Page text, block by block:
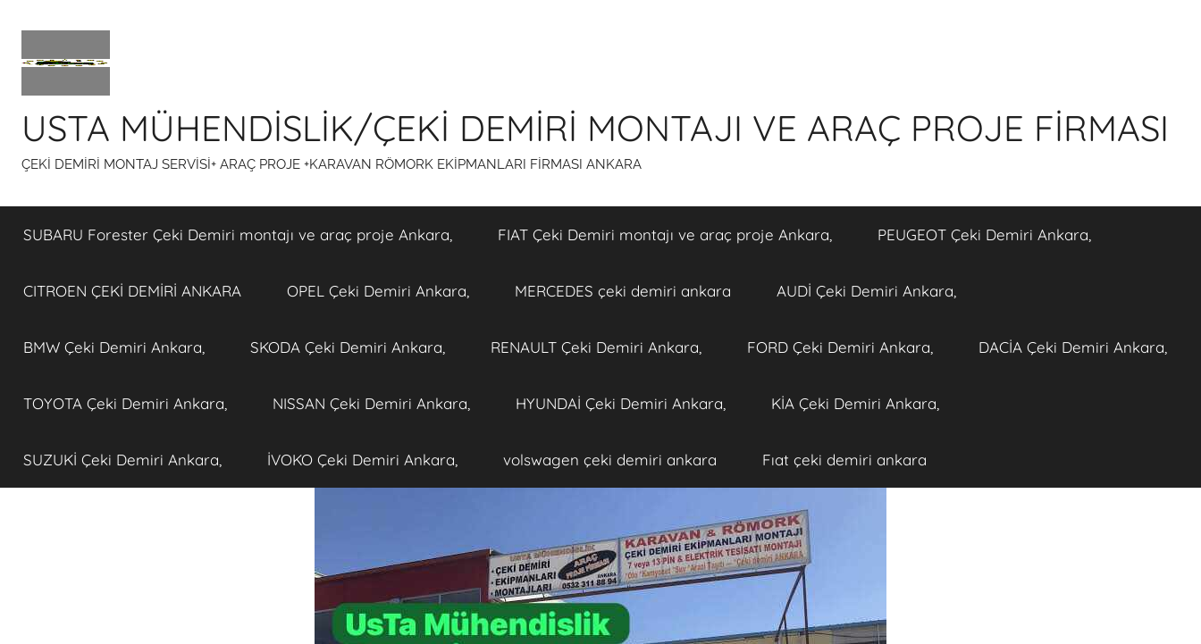
USTA MÜHENDİSLİK/ÇEKİ DEMİRİ MONTAJI VE ARAÇ PROJE FİRMASI
ÇEKİ DEMİRİ MONTAJ SERVİSİ+ ARAÇ PROJE +KARAVAN RÖMORK EKİPMANLARI FİRMASI ANKARA
SUBARU Forester Çeki Demiri montajı ve araç proje Ankara, FIAT Çeki Demiri montajı ve araç proje Ankara, PEUGEOT Çeki Demiri Ankara,
CITROEN ÇEKİ DEMİRİ ANKARA OPEL Çeki Demiri Ankara, MERCEDES çeki demiri ankara AUDİ Çeki Demiri Ankara,
BMW Çeki Demiri Ankara, SKODA Çeki Demiri Ankara, RENAULT Çeki Demiri Ankara, FORD Çeki Demiri Ankara, DACİA Çeki Demiri Ankara,
TOYOTA Çeki Demiri Ankara, NISSAN Çeki Demiri Ankara, HYUNDAİ Çeki Demiri Ankara, KİA Çeki Demiri Ankara,
SUZUKİ Çeki Demiri Ankara, İVOKO Çeki Demiri Ankara, volswagen çeki demiri ankara Fıat çeki demiri ankara